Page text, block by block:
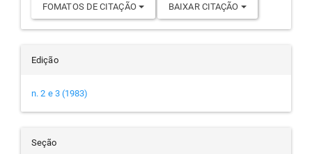
FOMATOS DE CITAÇÃO BAIXAR CITAÇÃO
Edição
n. 2 e 3 (1983)
Seção